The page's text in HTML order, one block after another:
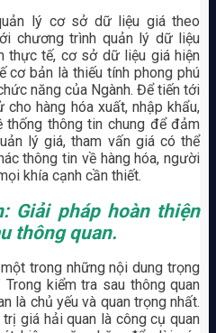
lý cơ sở dữ liệu giá theo
chương trình quản lý dữ liệu
thực tế, cơ sở dữ liệu giá hiện
cơ bản là thiếu tính phong phú
năng của Ngành. Để tiến tới
hàng hóa xuất, nhập khẩu,
thông tin chung để đảm
lý giá, tham vấn giá có thể
thông tin về hàng hóa, người
khía cạnh cần thiết.
Giải pháp hoàn thiện
thông quan.
trong những nội dung trọng
kiểm tra sau thông quan
là chủ yếu và quan trọng nhất.
giá hải quan là công cụ quan